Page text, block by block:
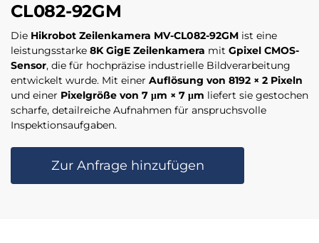
CL082-92GM
Die Hikrobot Zeilenkamera MV-CL082-92GM ist eine
leistungsstarke 8K GigE Zeilenkamera mit Gpixel CMOS-
Sensor, die für hochpräzise industrielle Bildverarbeitung
entwickelt wurde. Mit einer Auflösung von 8192 × 2 Pixeln
und einer Pixelgröße von 7 μm × 7 μm liefert sie gestochen
scharfe, detailreiche Aufnahmen für anspruchsvolle
Inspektionsaufgaben.
Zur Anfrage hinzufügen